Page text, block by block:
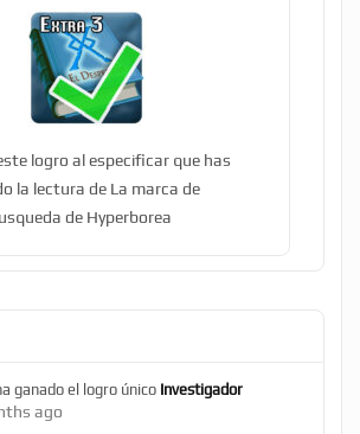
logro al especificar que has
la lectura de La marca de
de Hyperborea
ganado el logro único Investigador
ago